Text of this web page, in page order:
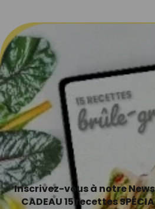
Inscrivez-vous à notre
CADEAU 15 recettes